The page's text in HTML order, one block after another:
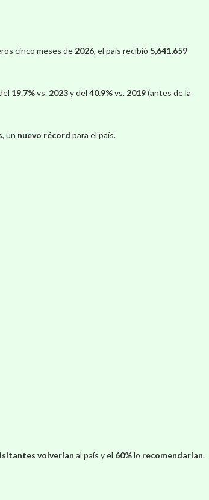
cinco meses de 2026, el país recibió 5,641,659
19.7%vs. 2023y del 40.9%vs. 2019(antes de la
, un nuevo récord para el país.
volverían al país y el 60%lo recomendarían.